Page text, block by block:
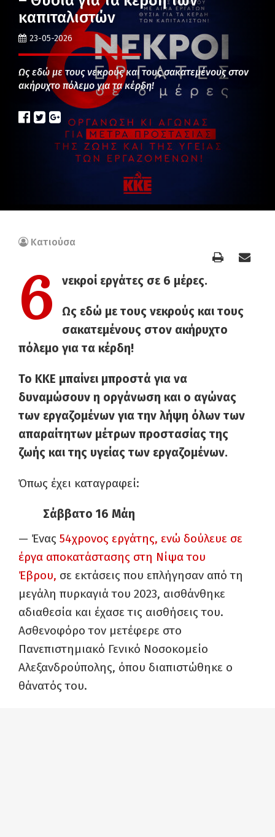
καπιταλιστών
23-05-2026
Ως εδώ με τους νεκρούς και τους σακατεμένους στον
ακήρυχτο πόλεμο για τα κέρδη!
Κατιούσα
6 νεκροί εργάτες σε 6 μέρες.
Ως εδώ με τους νεκρούς και τους
σακατεμένους στον ακήρυχτο
πόλεμο για τα κέρδη!
Το ΚΚΕ μπαίνει μπροστά για να
δυναμώσουν η οργάνωση και ο αγώνας
των εργαζομένων για την λήψη όλων των
απαραίτητων μέτρων προστασίας της
ζωής και της υγείας των εργαζομένων.
Όπως έχει καταγραφεί:
Σάββατο 16 Μάη
— Ένας 54χρονος εργάτης, ενώ δούλευε σε
έργα αποκατάστασης στη Νίψα του
Έβρου, σε εκτάσεις που επλήγησαν από τη
μεγάλη πυρκαγιά του 2023, αισθάνθηκε
αδιαθεσία και έχασε τις αισθήσεις του.
Ασθενοφόρο τον μετέφερε στο
Πανεπιστημιακό Γενικό Νοσοκομείο
Αλεξανδρούπολης, όπου διαπιστώθηκε ο
θάνατός του.